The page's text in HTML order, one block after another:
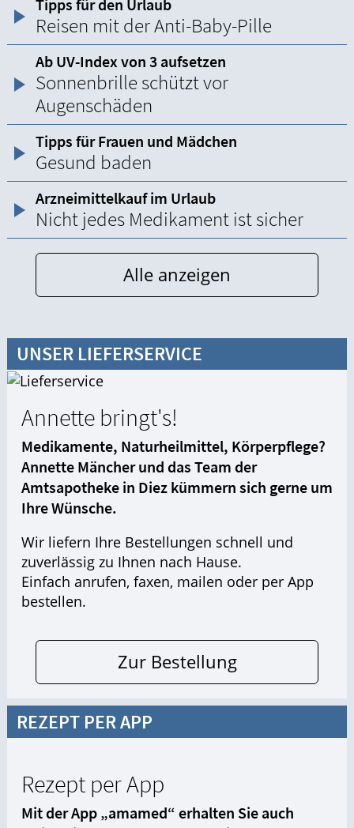
Tipps für den Urlaub
Reisen mit der Anti-Baby-Pille
Ab UV-Index von 3 aufsetzen
Sonnenbrille schützt vor
Augenschäden
Tipps für Frauen und Mädchen
Gesund baden
Arzneimittelkauf im Urlaub
Nicht jedes Medikament ist sicher
Alle anzeigen
UNSER LIEFERSERVICE
Annette bringt's!
Medikamente, Naturheilmittel, Körperpflege?
Annette Mäncher und das Team der
Amtsapotheke in Diez kümmern sich gerne um
Ihre Wünsche.
Wir liefern Ihre Bestellungen schnell und
zuverlässig zu Ihnen nach Hause.
Einfach anrufen, faxen, mailen oder per App
bestellen.
Zur Bestellung
REZEPT PER APP
Rezept per App
Mit der App „amamed“ erhalten Sie auch